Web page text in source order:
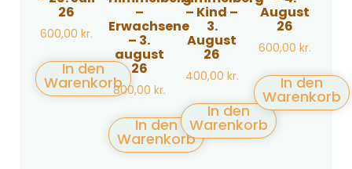
26
600,00 kr.
In den
Warenkorb
–
Erwachsene
– 3.
august
26
800,00 kr.
In den
Warenkorb
– Kind –
3.
August
26
400,00 kr.
In den
Warenkorb
August
26
600,00 kr.
In den
Warenkorb